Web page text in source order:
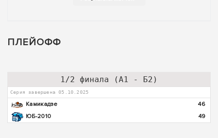
ПЛЕЙОФФ
1/2 финала (А1 - Б2)
Серия завершена 05.10.2025
Камикадзе
46
ЮБ-2010
49